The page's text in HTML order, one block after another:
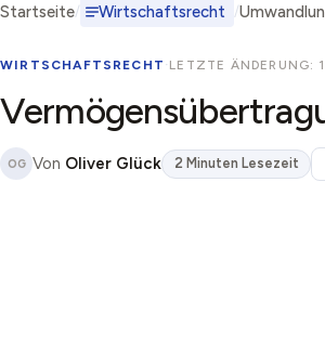
Startseite Wirtschaftsrecht
WIRTSCHAFTSRECHT · LETZTE ÄNDERUNG:
OG Von Oliver Glück 2 Minuten Lesezeit